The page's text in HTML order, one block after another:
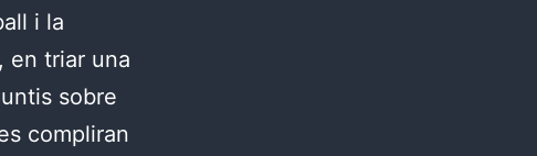
i la
en triar una
sobre
compliran